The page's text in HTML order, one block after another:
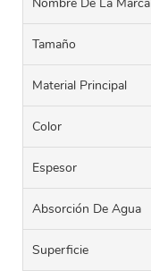
Nombre De La Marca
Tamaño
Material Principal
Color
Espesor
Absorción De Agua
Superficie